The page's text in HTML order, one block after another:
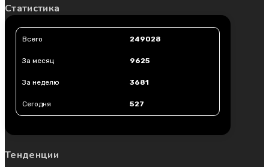
Статистика
Всего 249028
За месяц 9625
За неделю 3681
Сегодня 527
Тенденции